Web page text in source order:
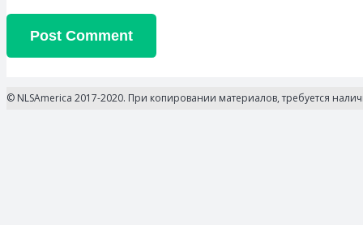
Post Comment
© NLSAmerica 2017-2020. При копировании материалов, требуется